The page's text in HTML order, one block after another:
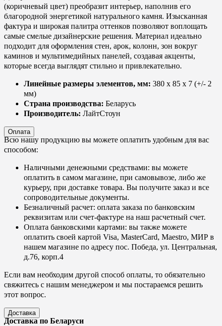
(коричневый цвет) преобразит интерьер, наполнив его
благородной энергетикой натурального камня. Изысканная
фактура и широкая палитра оттенков позволяют воплощать
самые смелые дизайнерские решения. Материал идеально
подходит для оформления стен, арок, колонн, зон вокруг
каминов и мультимедийных панелей, создавая акценты,
которые всегда выглядят стильно и привлекательно.
Линейные размеры элементов, мм: 380 х 85 х 7 (+/- 2
мм)
Страна производства: Беларусь
Производитель: ЛайтСтоун
Оплата
Всю нашу продукцию вы можете оплатить удобным для вас
способом:
Наличными денежными средствами: вы можете
оплатить в самом магазине, при самовывозе, либо же
курьеру, при доставке товара. Вы получите заказ и все
сопроводительные документы.
Безналичный расчет: оплата заказа по банковским
реквизитам или счет-фактуре на наш расчетный счет.
Оплата банковскими картами: вы также можете
оплатить своей картой Visa, MasterCard, Maestro, МИР в
нашем магазине по адресу пос. Победа, ул. Центральная,
д.76, корп.4
Если вам необходим другой способ оплаты, то обязательно
свяжитесь с нашим менеджером и мы постараемся решить
этот вопрос.
Доставка
Доставка по Беларуси